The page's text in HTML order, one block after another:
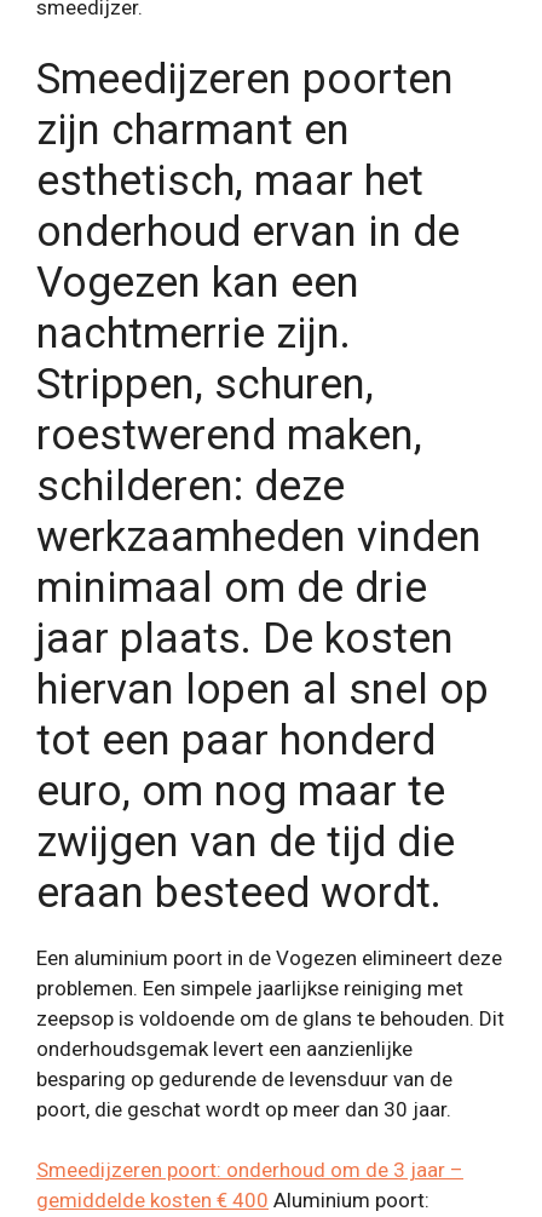
smeedijzer.
Smeedijzeren poorten
zijn charmant en
esthetisch, maar het
onderhoud ervan in de
Vogezen kan een
nachtmerrie zijn.
Strippen, schuren,
roestwerend maken,
schilderen: deze
werkzaamheden vinden
minimaal om de drie
jaar plaats. De kosten
hiervan lopen al snel op
tot een paar honderd
euro, om nog maar te
zwijgen van de tijd die
eraan besteed wordt.
Een aluminium poort in de Vogezen elimineert deze
problemen. Een simpele jaarlijkse reiniging met
zeepsop is voldoende om de glans te behouden. Dit
onderhoudsgemak levert een aanzienlijke
besparing op gedurende de levensduur van de
poort, die geschat wordt op meer dan 30 jaar.
Smeedijzeren poort: onderhoud om de 3 jaar –
gemiddelde kosten € 400 Aluminium poort: